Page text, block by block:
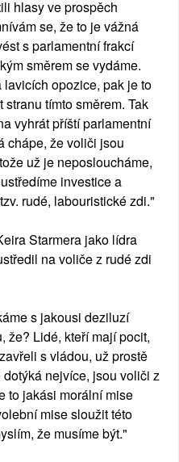
hlasy ve prospěch
se, že to je vážná
s parlamentní frakcí
směrem se vydáme.
opozice, pak je to
tímto směrem. Tak
vyhrát příští parlamentní
chápe, že voliči jsou
už je neposloucháme,
investice a
rudé, labouristické zdi."
Starmera jako lídra
na voliče z rudé zdi
s jakousi deziluzí
že? Lidé, kteří mají pocit,
s vládou, už prostě
nejvíce, jsou voliči z
to jakási morální mise
mise sloužit této
že musíme být."